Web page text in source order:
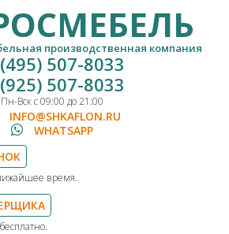
производственная компания
507-8033
507-8033
Пн-Вск с 09:00 до 21:00
INFO@SHKAFLON.RU
WHATSAPP
время.